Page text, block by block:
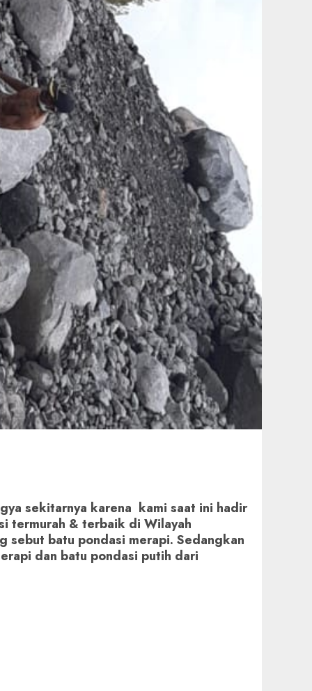
sekitarnya karena kami saat ini hadir
termurah & terbaik di Wilayah
sebut batu pondasi merapi. Sedangkan
dan batu pondasi putih dari